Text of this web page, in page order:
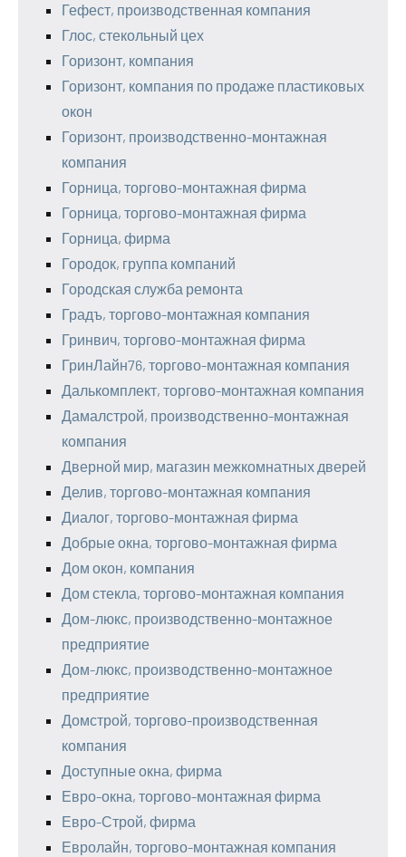
Гефест, производственная компания
Глос, стекольный цех
Горизонт, компания
Горизонт, компания по продаже пластиковых
окон
Горизонт, производственно-монтажная
компания
Горница, торгово-монтажная фирма
Горница, торгово-монтажная фирма
Горница, фирма
Городок, группа компаний
Городская служба ремонта
Градъ, торгово-монтажная компания
Гринвич, торгово-монтажная фирма
ГринЛайн76, торгово-монтажная компания
Далькомплект, торгово-монтажная компания
Дамалстрой, производственно-монтажная
компания
Дверной мир, магазин межкомнатных дверей
Делив, торгово-монтажная компания
Диалог, торгово-монтажная фирма
Добрые окна, торгово-монтажная фирма
Дом окон, компания
Дом стекла, торгово-монтажная компания
Дом-люкс, производственно-монтажное
предприятие
Дом-люкс, производственно-монтажное
предприятие
Домстрой, торгово-производственная
компания
Доступные окна, фирма
Евро-окна, торгово-монтажная фирма
Евро-Строй, фирма
Евролайн, торгово-монтажная компания